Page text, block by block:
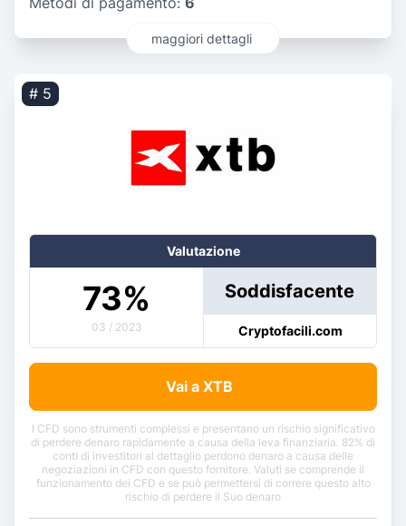
maggiori dettagli
# 5
Valutazione
73%
03 / 2023
Soddisfacente
Cryptofacili.com
Vai a XTB
I CFD sono strumenti complessi e presentano un rischio significativo
di perdere denaro rapidamente a causa della leva finanziaria. 82% di
conti di investitori al dettaglio perdono denaro a causa delle
negoziazioni in CFD con questo fornitore. Valuti se comprende il
funzionamento dei CFD e se può permettersi di correre questo alto
rischio di perdere il Suo denaro